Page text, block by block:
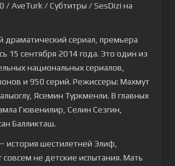
/ AveTurk / Субтитры / SesDizi на
драматический сериал, премьера
15 сентября 2014 года. Это один из
национальных сериалов,
и 950 серий. Режиссеры: Махмут
Ясемин Туркменли. В главных
Гювенилир, Селин Сезгин,
Балликташ.
история шестилетней Элиф,
не детские испытания. Мать